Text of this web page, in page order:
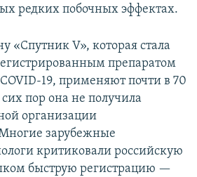
редких побочных эффектах.
«Спутник V», которая стала
препаратом
19, применяют почти в 70
пор она не получила
организации
зарубежные
критиковали российскую
быструю регистрацию —